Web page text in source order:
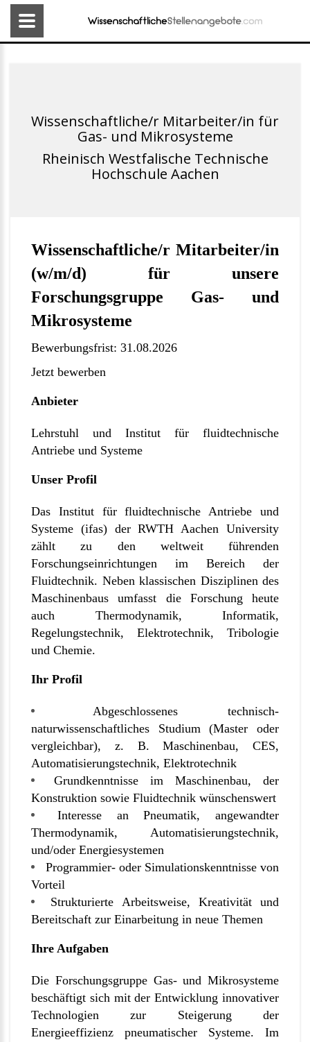
Wissenschaftliche/r Mitarbeiter/in für
Gas- und Mikrosysteme
Rheinisch Westfalische Technische
Hochschule Aachen
Wissenschaftliche/r Mitarbeiter/in
(w/m/d) für unsere
Forschungsgruppe Gas- und
Mikrosysteme
Bewerbungsfrist: 31.08.2026
Jetzt bewerben
Anbieter
Lehrstuhl und Institut für fluidtechnische
Antriebe und Systeme
Unser Profil
Das Institut für fluidtechnische Antriebe und
Systeme (ifas) der RWTH Aachen University
zählt zu den weltweit führenden
Forschungseinrichtungen im Bereich der
Fluidtechnik. Neben klassischen Disziplinen des
Maschinenbaus umfasst die Forschung heute
auch Thermodynamik, Informatik,
Regelungstechnik, Elektrotechnik, Tribologie
und Chemie.
Ihr Profil
Abgeschlossenes technisch-
naturwissenschaftliches Studium (Master oder
vergleichbar), z. B. Maschinenbau, CES,
Automatisierungstechnik, Elektrotechnik
Grundkenntnisse im Maschinenbau, der
Konstruktion sowie Fluidtechnik wünschenswert
Interesse an Pneumatik, angewandter
Thermodynamik, Automatisierungstechnik,
und/oder Energiesystemen
Programmier- oder Simulationskenntnisse von
Vorteil
Strukturierte Arbeitsweise, Kreativität und
Bereitschaft zur Einarbeitung in neue Themen
Ihre Aufgaben
Die Forschungsgruppe Gas- und Mikrosysteme
beschäftigt sich mit der Entwicklung innovativer
Technologien zur Steigerung der
Energieeffizienz pneumatischer Systeme. Im